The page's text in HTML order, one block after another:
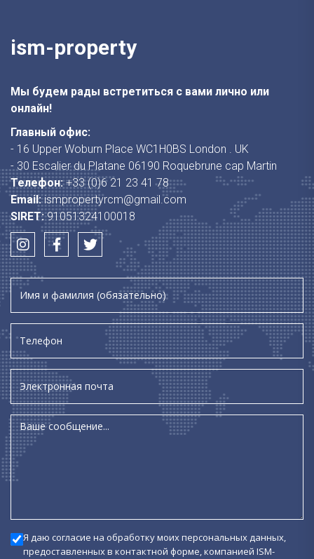
ism-property
Мы будем рады встретиться с вами лично или
онлайн!
Главный офис:
- 16 Upper Woburn Place WC1H0BS London . UK
- 30 Escalier du Platane 06190 Roquebrune cap Martin
Телефон:+33 (0)6 21 23 41 78
Email: ismpropertyrcm@gmail.com
SIRET:91051324100018
Я даю согласие на обработку моих персональных данных,
предоставленных в контактной форме, компанией ISM-